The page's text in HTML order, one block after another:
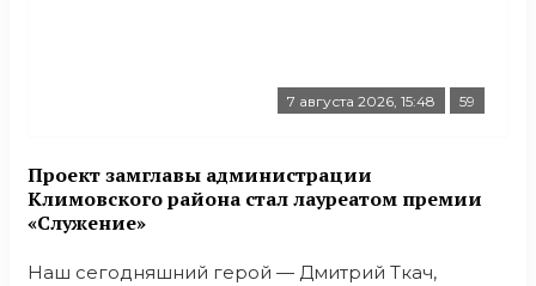
7 августа 2026, 15:48 59
Проект замглавы администрации
Климовского района стал лауреатом премии
«Служение»
Наш сегодняшний герой — Дмитрий Ткач,